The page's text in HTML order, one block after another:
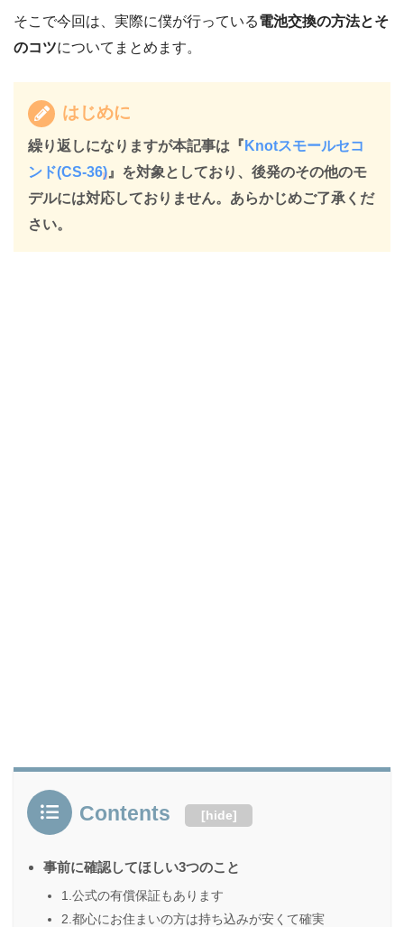
そこで今回は、実際に僕が行っている電池交換の方法とそ
のコツについてまとめます。
はじめに
繰り返しになりますが本記事は『 Knotスモールセコ
ンド(CS-36) 』を対象としており、後発のその他のモ
デルには対応しておりません。あらかじめご了承くだ
さい。
Contents [hide]
事前に確認してほしい3つのこと
1.公式の有償保証もあります
2.都心にお住まいの方は持ち込みが安くて確実